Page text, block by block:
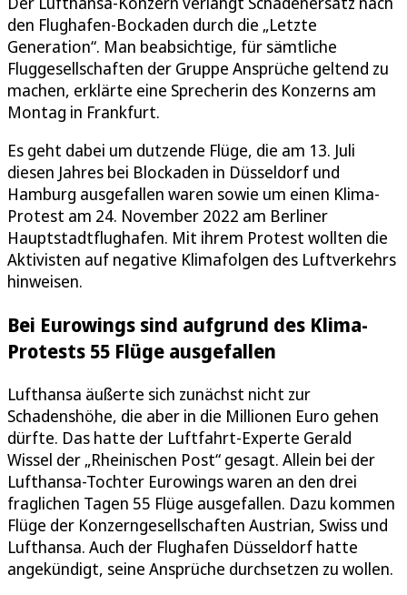
den Flughafen-Bockaden durch die „Letzte
Generation“. Man beabsichtige, für sämtliche
Fluggesellschaften der Gruppe Ansprüche geltend zu
machen, erklärte eine Sprecherin des Konzerns am
Montag in Frankfurt.
Es geht dabei um dutzende Flüge, die am 13. Juli
diesen Jahres bei Blockaden in Düsseldorf und
Hamburg ausgefallen waren sowie um einen Klima-
Protest am 24. November 2022 am Berliner
Hauptstadtflughafen. Mit ihrem Protest wollten die
Aktivisten auf negative Klimafolgen des Luftverkehrs
hinweisen.
Bei Eurowings sind aufgrund des Klima-
Protests 55 Flüge ausgefallen
Lufthansa äußerte sich zunächst nicht zur
Schadenshöhe, die aber in die Millionen Euro gehen
dürfte. Das hatte der Luftfahrt-Experte Gerald
Wissel der „Rheinischen Post“ gesagt. Allein bei der
Lufthansa-Tochter Eurowings waren an den drei
fraglichen Tagen 55 Flüge ausgefallen. Dazu kommen
Flüge der Konzerngesellschaften Austrian, Swiss und
Lufthansa. Auch der Flughafen Düsseldorf hatte
angekündigt, seine Ansprüche durchsetzen zu wollen.